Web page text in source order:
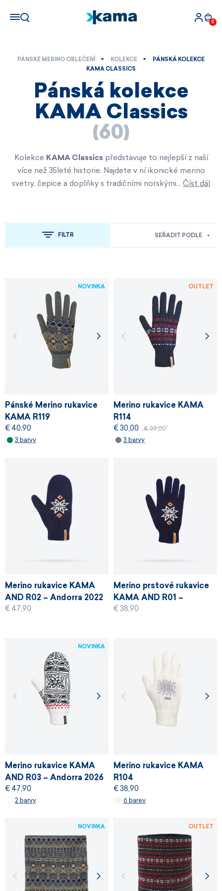
0
PÁNSKÉ MERINO OBLEČENÍ KOLEKCE
PÁNSKÁ KOLEKCE
KAMA CLASSICS
Pánská kolekce
KAMA Classics
(60)
Kolekce KAMA Classicspředstavuje to nejlepší z naší
více než 35leté historie. Najdete v ní ikonické merino
svetry, čepice a doplňky s tradičními norskými… Číst dál
FILTR SEŘADIT PODLE
Pánské Merino rukavice
KAMA R119
€ 40,90
3 barvy
NOVINKA
Merino rukavice KAMA
R114
€ 30,00 € 39,00
3 barvy
OUTLET
Merino rukavice KAMA
AND R02 – Andorra 2022
€ 47,90
Merino prstové rukavice
KAMA AND R01 –
Andorra 2022
€ 38,90
Merino rukavice KAMA
AND R03 – Andorra 2026
€ 47,90
2 barvy
NOVINKA
Merino rukavice KAMA
R104
€ 38,90
6 barev
NOVINKA OUTLET